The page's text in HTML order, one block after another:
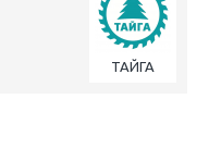
ТАЙГА